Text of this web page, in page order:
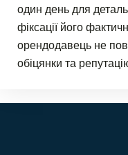
один день для
фіксації його
орендодавець не
обіцянки та